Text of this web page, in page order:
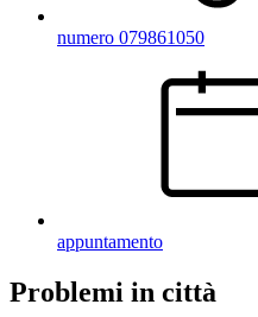
numero 079861050
appuntamento
Problemi in città